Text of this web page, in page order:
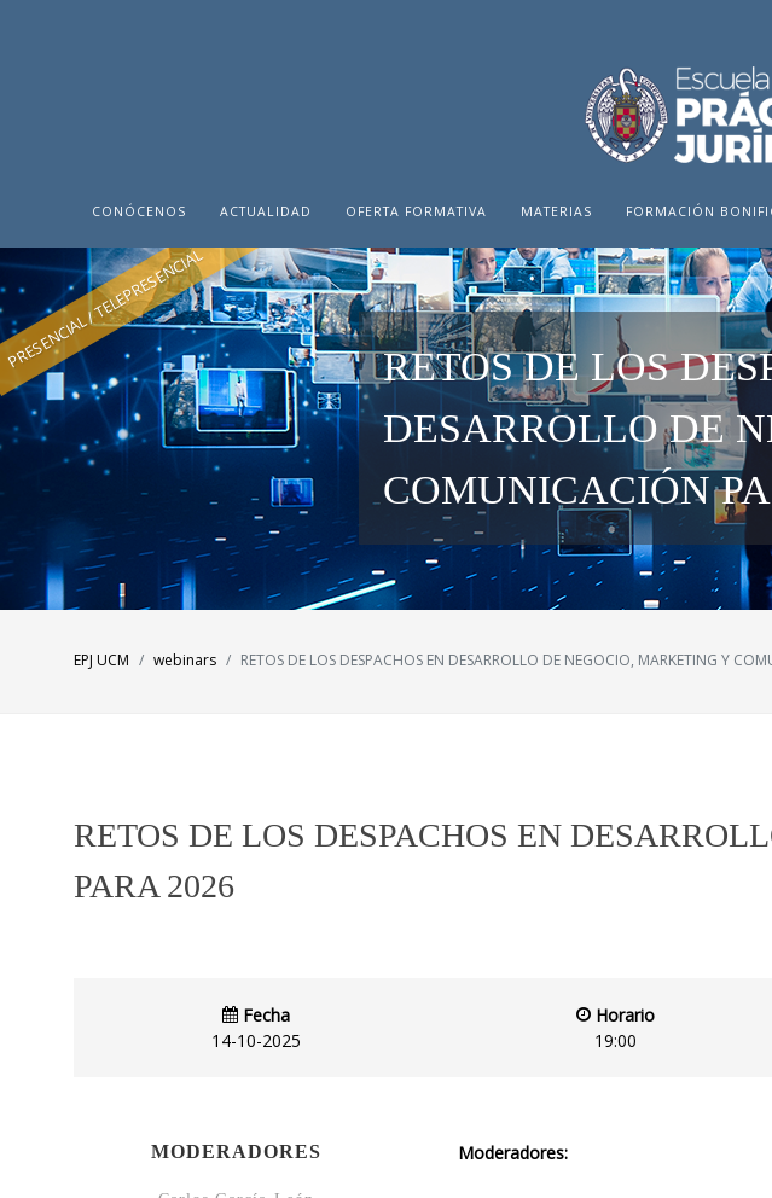
CONÓCENOS ACTUALIDAD OFERTA FORMATIVA MATERIAS FORMACIÓN
PRESENCIAL / TELEPRESENCIAL
RETOS DE LOS
DESARROLLO DE
COMUNICACIÓN
EPJ UCM webinars RETOS DE LOS DESPACHOS EN DESARROLLO DE NEGOCIO, MARKETING Y
RETOS DE LOS DESPACHOS EN
PARA 2026
Fecha
14-10-2025
Horario
19:00
MODERADORES Moderadores: